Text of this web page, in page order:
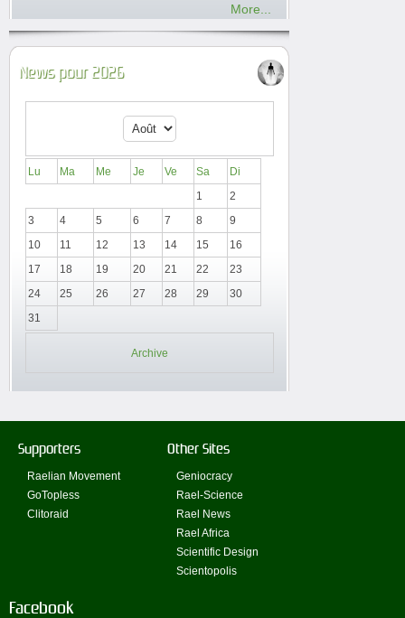
More...
News pour 2026
Lu Ma Me Je Ve Sa
Di
1
2
3
4 5 6 7 8
9
10
11 12 13 14 15
16
17
18 19 20 21 22
23
24
25 26 27 28 29
30
31
Archive
Supporters
Raelian Movement
GoTopless
Clitoraid
Other Sites
Geniocracy
Rael-Science
Rael News
Rael Africa
Scientific Design
Scientopolis
Facebook